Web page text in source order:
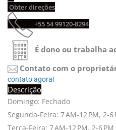
Obter direções
+55 54 99120-8294
É dono ou trabalha
Contato com o
contato agora!
Descrição
Domingo: Fechado
Segunda-Feira: 7 AM-12 PM, 2-6
Terça-Feira: 7 AM-12 PM, 2-6 PM